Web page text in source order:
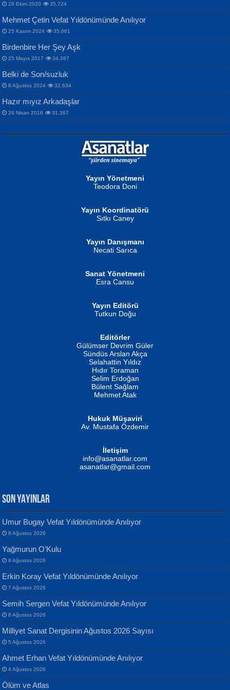
MAHMUT GÜRBÜZ
İbrahim Olmak ve Bitirebilmek...
NURAN KÖSE BAYDAR
İSMAİL OKUTAN
Erkeklerin Kahrolması Ne Demektir
MUSTAFA KELOĞLU
Yarına İz Bırakmak...
ATİLLA ÖZEN
Sultan Olmadan Önce Eyüp...
Songül Özel
Mahzen...
Ben Deniz Değilim ki...
Evvel Zaman Tanrıçası...
Yılmaz Ekinci
Geceye Söylenen...
Banu Sancak
Defterimden İçeri...
NAZIM HİKMET RAN
Bir Cezaevinde, Tecritteki Adamın
Mektupları...
28 Ekim 2020 35,724
Mehmet Çetin Vefat Yıldönümünde Anılıyor
25 Kasım 2024 35,661
Birdenbire Her Şey Aşk
25 Mayıs 2017 34,367
Belki de Son/suzluk
8 Ağustos 2024 32,634
Hazır mıyız Arkadaşlar
26 Nisan 2016 31,367
Yayın Yönetmeni
Teodora Doni
Yayın Koordinatörü
Sıtkı Caney
Yayın Danışmanı
Necati Sarıca
Sanat Yönetmeni
Esra Cansu
Yayın Editörü
Tutkun Doğu
Editörler
Gülümser Devrim Güler
Sündüs Arslan Akça
Selahattin Yıldız
Hıdır Toraman
Selim Erdoğan
Bülent Sağlam
Mehmet Atak
Hukuk Müşaviri
Av. Mustafa Özdemir
İletişim
info@asanatlar.com
asanatlar@gmail.com
SON YAYINLAR
Umur Bugay Vefat Yıldönümünde Anılıyor
8 Ağustos 2026
Yağmurun O’Kulu
8 Ağustos 2026
Erkin Koray Vefat Yıldönümünde Anılıyor
7 Ağustos 2026
Semih Sergen Vefat Yıldönümünde Anılıyor
6 Ağustos 2026
Milliyet Sanat Dergisinin Ağustos 2026 Sayısı
5 Ağustos 2026
Ahmet Erhan Vefat Yıldönümünde Anılıyor
4 Ağustos 2026
Ölüm ve Atlas